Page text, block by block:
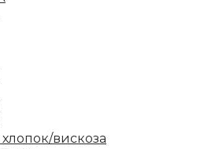
вискоза